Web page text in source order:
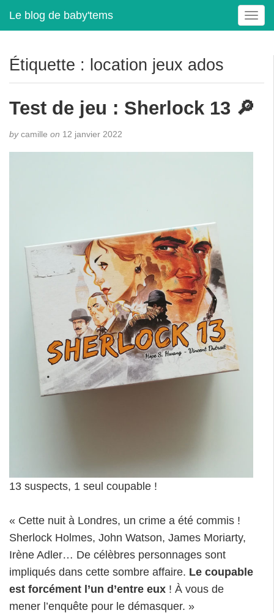
Le blog de baby'tems
T
o
e
a
g
Étiquette : location jeux ados
Test de jeu : Sherlock 13 🔎
bycamille on 12 janvier 2022
13 suspects, 1 seul coupable !
« Cette nuit à Londres, un crime a été commis !
Sherlock Holmes, John Watson, James Moriarty,
Irène Adler… De célèbres personnages sont
impliqués dans cette sombre affaire. Le coupable
est forcément l’un d’entre eux ! À vous de
mener l’enquête pour le démasquer. »